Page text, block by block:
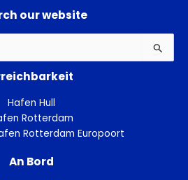
our website
Hafen Hull
Rotterdam
Rotterdam Europoort
An Bord